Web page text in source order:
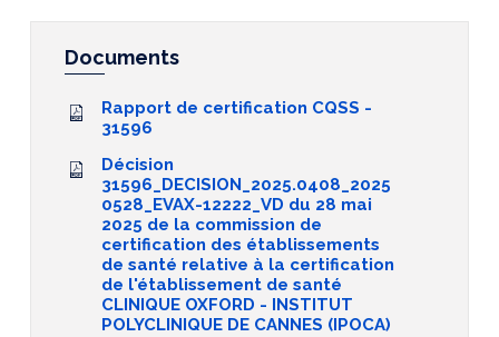
Documents
Rapport de certification CQSS -
31596
Décision
31596_DECISION_2025.0408_2025
0528_EVAX-12222_VD du 28 mai
2025 de la commission de
certification des établissements
de santé relative à la certification
de l'établissement de santé
CLINIQUE OXFORD - INSTITUT
POLYCLINIQUE DE CANNES (IPOCA)